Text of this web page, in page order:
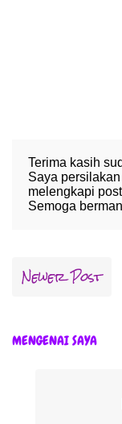
Terima kasih
Saya
melengkapi
Semoga
Newer Post
MENGENAI SAYA